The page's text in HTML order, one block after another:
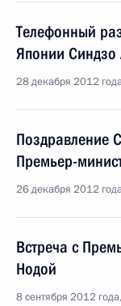
Телефонный
Японии Синдзо
28 декабря 2012
Поздравление
Премьер-
26 декабря 2012
Встреча с
Нодой
8 сентября 2012